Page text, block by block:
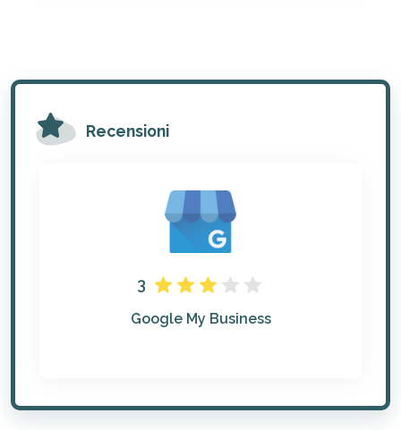
Recensioni
3
Google My Business